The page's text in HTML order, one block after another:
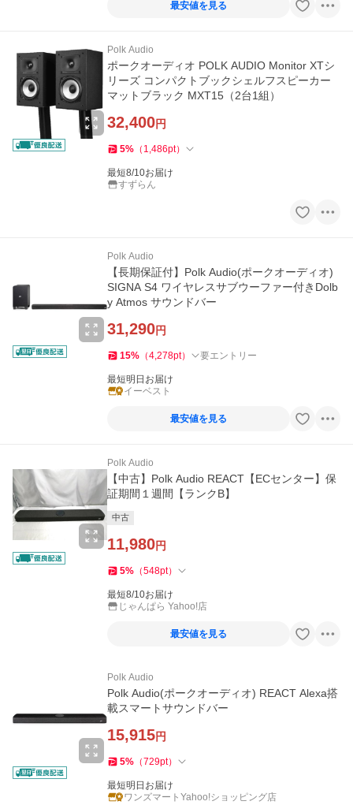
最安値を見る
Polk Audio
ポークオーディオ POLK AUDIO Monitor XTシ
リーズ コンパクトブックシェルフスピーカー
マットブラック MXT15（2台1組）
32,400円
5% （ 1,486pt）
最短8/10お届け
すずらん
Polk Audio
【長期保証付】Polk Audio(ポークオーディオ)
SIGNA S4 ワイヤレスサブウーファー付きDolb
y Atmos サウンドバー
31,290円
15% （4,278pt） 要エントリー
最短明日お届け
イーベスト
最安値を見る
Polk Audio
【中古】Polk Audio REACT【ECセンター】保
証期間１週間【ランクB】
中古
11,980円
5% （548pt）
最短8/10お届け
じゃんぱら Yahoo!店
最安値を見る
Polk Audio
Polk Audio(ポークオーディオ) REACT Alexa搭
載スマートサウンドバー
15,915円
5% （729pt）
最短明日お届け
ワンズマートYahoo!ショッピング店